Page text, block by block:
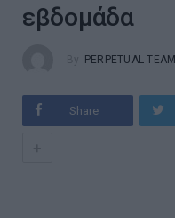
εβδομάδα
PERPETUAL TEAM
Share